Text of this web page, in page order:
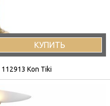
КУПИТЬ
Kon Tiki